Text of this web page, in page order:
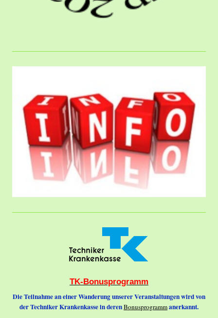
TK-Bonusprogramm
Die Teilnahme an einer Wanderung unserer Veranstaltungen wird von
der Techniker Krankenkasse in derenBonusprogrammanerkannt.